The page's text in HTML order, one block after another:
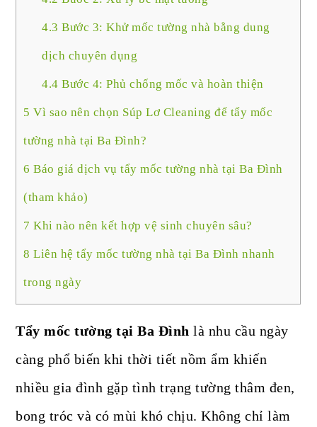
4.3 Bước 3: Khử mốc tường nhà bằng dung
dịch chuyên dụng
4.4 Bước 4: Phủ chống mốc và hoàn thiện
5 Vì sao nên chọn Súp Lơ Cleaning để tẩy mốc
tường nhà tại Ba Đình?
6 Báo giá dịch vụ tẩy mốc tường nhà tại Ba Đình
(tham khảo)
7 Khi nào nên kết hợp vệ sinh chuyên sâu?
8 Liên hệ tẩy mốc tường nhà tại Ba Đình nhanh
trong ngày
Tẩy mốc tường tại Ba Đình là nhu cầu ngày
càng phổ biến khi thời tiết nồm ẩm khiến
nhiều gia đình gặp tình trạng tường thâm đen,
bong tróc và có mùi khó chịu. Không chỉ làm